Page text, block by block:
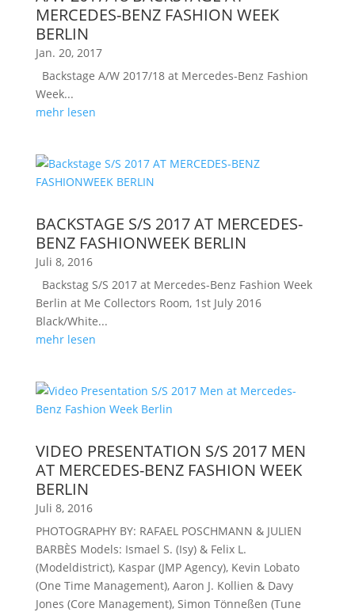
MERCEDES-BENZ FASHION WEEK
BERLIN
Jan. 20, 2017
Backstage A/W 2017/18 at Mercedes-Benz Fashion
Week...
mehr lesen
BACKSTAGE S/S 2017 AT MERCEDES-
BENZ FASHIONWEEK BERLIN
Juli 8, 2016
Backstag S/S 2017 at Mercedes-Benz Fashion Week
Berlin at Me Collectors Room, 1st July 2016
Black/White...
mehr lesen
VIDEO PRESENTATION S/S 2017 MEN
AT MERCEDES-BENZ FASHION WEEK
BERLIN
Juli 8, 2016
PHOTOGRAPHY BY: RAFAEL POSCHMANN & JULIEN
BARBÈS Models: Ismael S. (Isy) & Felix L.
(Modeldistrict), Kaspar (JMP Agency), Kevin Lobato
(One Time Management), Aaron J. Kollien & Davy
Jones (Core Management), Simon Tönneßen (Tune